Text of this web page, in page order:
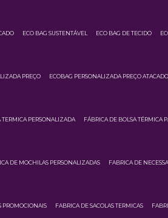
ECO BAG SUSTENTÁVEL ECO BAG DE TECIDO
PREÇO ECOBAG PERSONALIZADA PREÇO ATACADO
TERMICA PERSONALIZADA FÁBRICA DE BOLSA TÉRMICA
DE MOCHILAS PERSONALIZADAS FABRICA DE
PROMOCIONAIS FABRICA DE SACOLAS TERMICAS